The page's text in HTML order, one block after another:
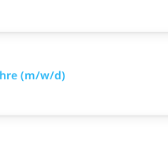
(m/w/d)